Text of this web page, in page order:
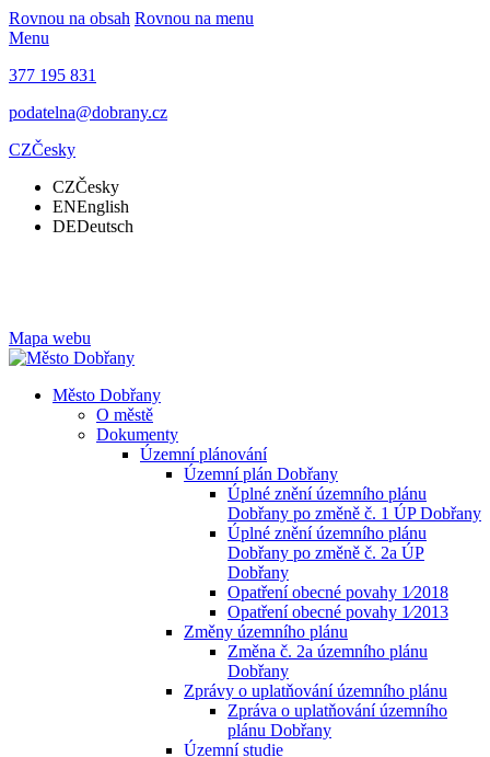
Rovnou na obsah Rovnou na menu
Menu
377 195 831
podatelna@dobrany.cz
CZČesky
CZČesky
ENEnglish
DEDeutsch
Mapa webu
Město Dobřany
O městě
Dokumenty
Územní plánování
Územní plán Dobřany
Úplné znění územního plánu
Dobřany po změně č. 1 ÚP Dobřany
Úplné znění územního plánu
Dobřany po změně č. 2a ÚP
Dobřany
Opatření obecné povahy 1⁄2018
Opatření obecné povahy 1⁄2013
Změny územního plánu
Změna č. 2a územního plánu
Dobřany
Zprávy o uplatňování územního plánu
Zpráva o uplatňování územního
plánu Dobřany
Územní studie